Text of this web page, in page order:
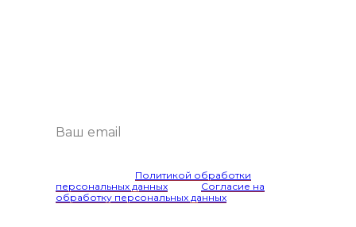
Политикой обработки
персональных данных
Согласие на
обработку персональных данных